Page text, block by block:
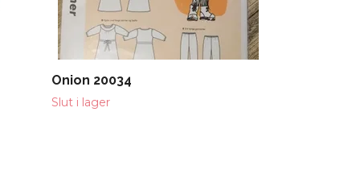
Onion 20034
Slut i lager